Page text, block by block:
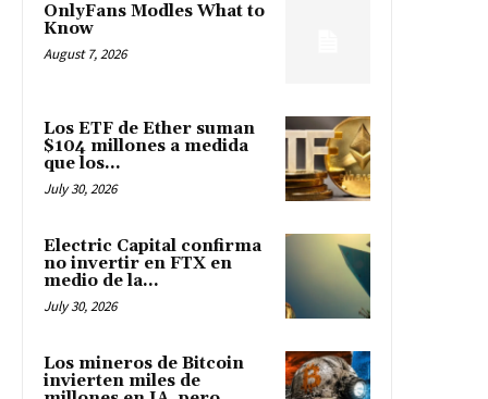
OnlyFans Modles What to
Know
August 7, 2026
Los ETF de Ether suman
$104 millones a medida
que los...
July 30, 2026
Electric Capital confirma
no invertir en FTX en
medio de la...
July 30, 2026
Los mineros de Bitcoin
invierten miles de